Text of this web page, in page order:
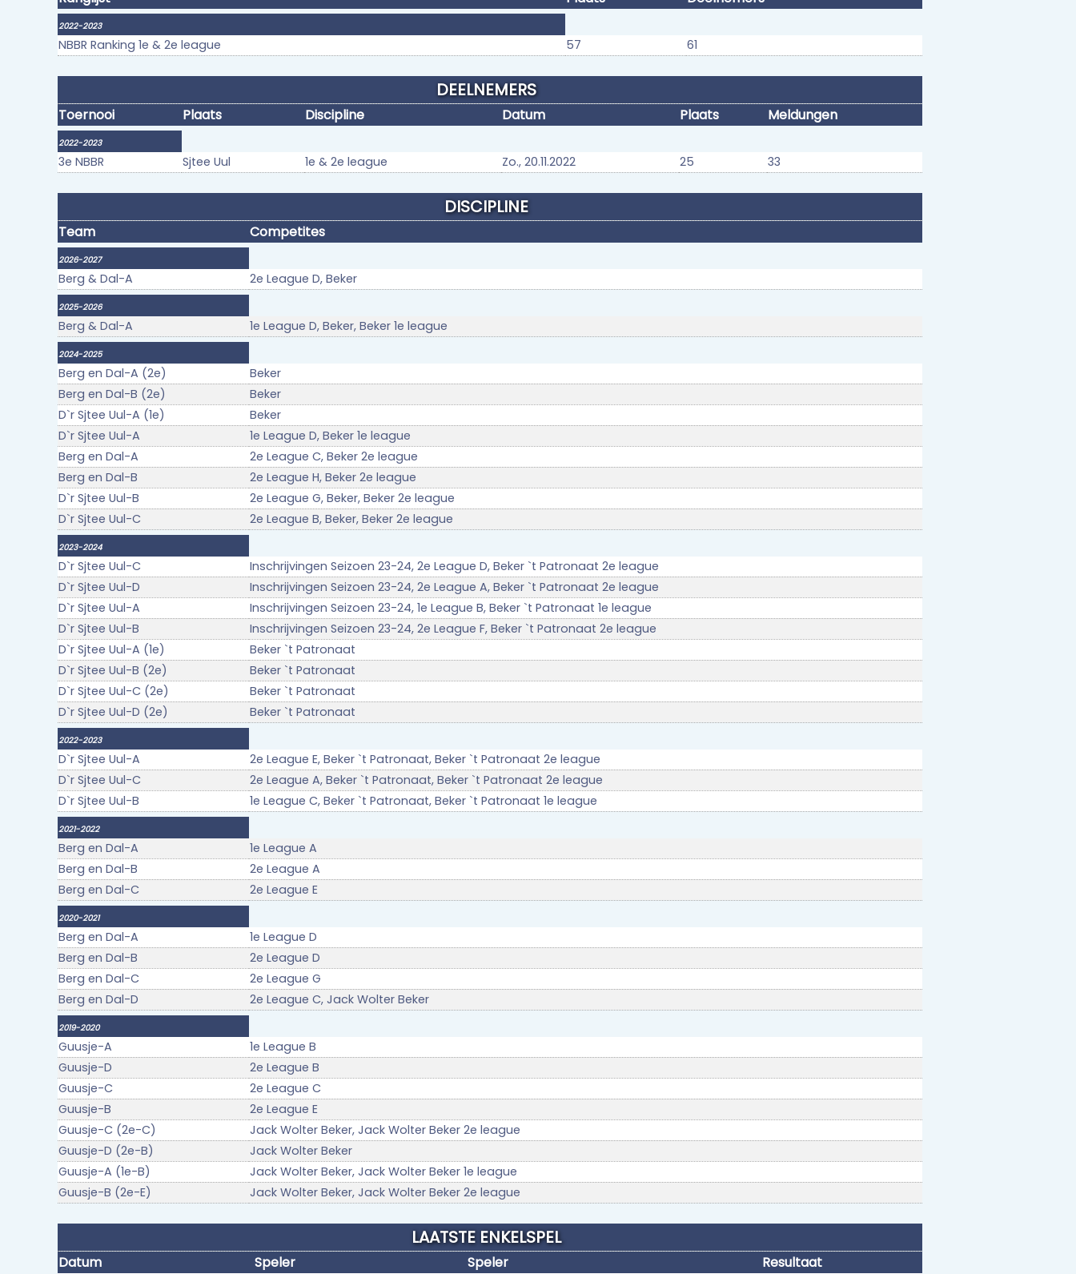
2022-2023
NBBR Ranking 1e & 2e league 57 61
DEELNEMERS
Toernooi Plaats Discipline Datum Plaats Meldungen
2022-2023
3e NBBR Sjtee Uul 1e & 2e league Zo., 20.11.2022 25 33
DISCIPLINE
Team Competites
2026-2027
Berg & Dal-A 2e League D, Beker
2025-2026
Berg & Dal-A 1e League D, Beker, Beker 1e league
2024-2025
Berg en Dal-A (2e)
Beker
Berg en Dal-B (2e)
Beker
D`r Sjtee Uul-A (1e)
Beker
D`r Sjtee Uul-A
1e League D, Beker 1e league
Berg en Dal-A
2e League C, Beker 2e league
Berg en Dal-B
2e League H, Beker 2e league
D`r Sjtee Uul-B
2e League G, Beker, Beker 2e league
D`r Sjtee Uul-C
2e League B, Beker, Beker 2e league
2023-2024
D`r Sjtee Uul-C
Inschrijvingen Seizoen 23-24, 2e League D, Beker `t Patronaat 2e league
D`r Sjtee Uul-D
Inschrijvingen Seizoen 23-24, 2e League A, Beker `t Patronaat 2e league
D`r Sjtee Uul-A
Inschrijvingen Seizoen 23-24, 1e League B, Beker `t Patronaat 1e league
D`r Sjtee Uul-B
Inschrijvingen Seizoen 23-24, 2e League F, Beker `t Patronaat 2e league
D`r Sjtee Uul-A (1e)
Beker `t Patronaat
D`r Sjtee Uul-B (2e)
Beker `t Patronaat
D`r Sjtee Uul-C (2e)
Beker `t Patronaat
D`r Sjtee Uul-D (2e)
Beker `t Patronaat
2022-2023
D`r Sjtee Uul-A
2e League E, Beker `t Patronaat, Beker `t Patronaat 2e league
D`r Sjtee Uul-C
2e League A, Beker `t Patronaat, Beker `t Patronaat 2e league
D`r Sjtee Uul-B
1e League C, Beker `t Patronaat, Beker `t Patronaat 1e league
2021-2022
Berg en Dal-A
1e League A
Berg en Dal-B
2e League A
Berg en Dal-C
2e League E
2020-2021
Berg en Dal-A
1e League D
Berg en Dal-B
2e League D
Berg en Dal-C
2e League G
Berg en Dal-D
2e League C, Jack Wolter Beker
2019-2020
Guusje-A
1e League B
Guusje-D
2e League B
Guusje-C
2e League C
Guusje-B
2e League E
Guusje-C (2e-C)
Jack Wolter Beker, Jack Wolter Beker 2e league
Guusje-D (2e-B)
Jack Wolter Beker
Guusje-A (1e-B)
Jack Wolter Beker, Jack Wolter Beker 1e league
Guusje-B (2e-E)
Jack Wolter Beker, Jack Wolter Beker 2e league
LAATSTE ENKELSPEL
Datum Speler Speler Resultaat